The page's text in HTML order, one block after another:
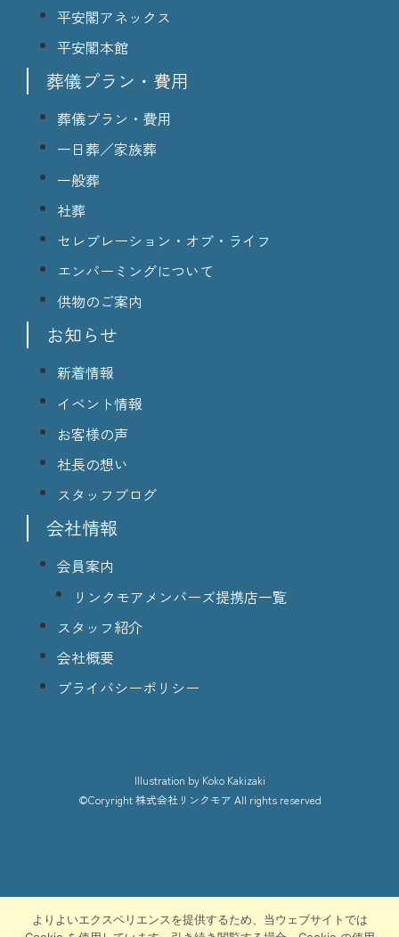
平安閣アネックス
平安閣本館
葬儀プラン・費用
葬儀プラン・費用
一日葬／家族葬
一般葬
社葬
セレブレーション・オブ・ライフ
エンバーミングについて
供物のご案内
お知らせ
新着情報
イベント情報
お客様の声
社長の想い
スタッフブログ
会社情報
会員案内
リンクモアメンバーズ提携店一覧
スタッフ紹介
会社概要
プライバシーポリシー
lllustration by Koko Kakizaki
©Coryright 株式会社リンクモア All rights reserved
よりよいエクスペリエンスを提供するため、当ウェブサイトでは